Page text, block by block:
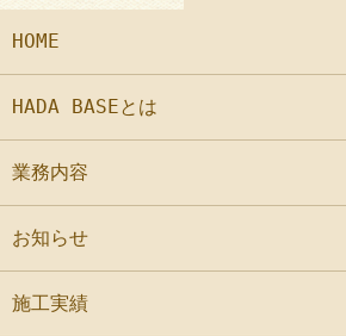
HOME
HADA BASEとは
業務内容
お知らせ
施工実績